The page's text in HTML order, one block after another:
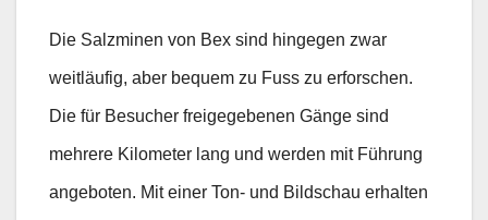
Die Salzminen von Bex sind hingegen zwar
weitläufig, aber bequem zu Fuss zu erforschen.
Die für Besucher freigegebenen Gänge sind
mehrere Kilometer lang und werden mit Führung
angeboten. Mit einer Ton- und Bildschau erhalten